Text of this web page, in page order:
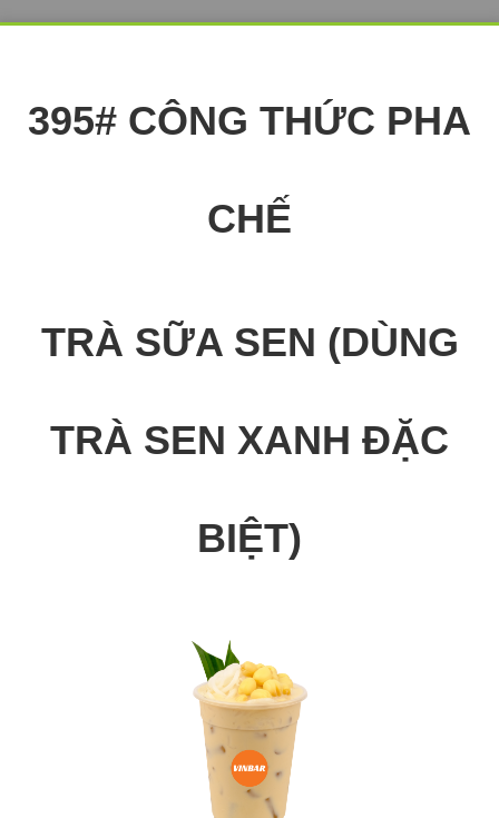
395# CÔNG THỨC PHA
CHẾ
TRÀ SỮA SEN (DÙNG
TRÀ SEN XANH ĐẶC
BIỆT)